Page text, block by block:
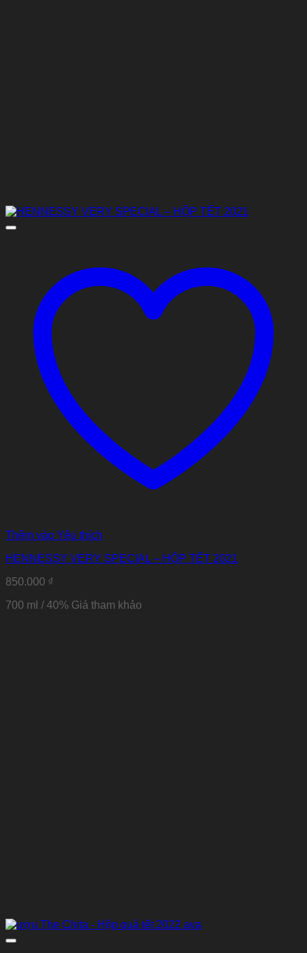
Thêm vào Yêu thích
HENNESSY VERY SPECIAL – HỘP TẾT 2021
850.000 ₫
700 ml / 40% Giá tham khảo